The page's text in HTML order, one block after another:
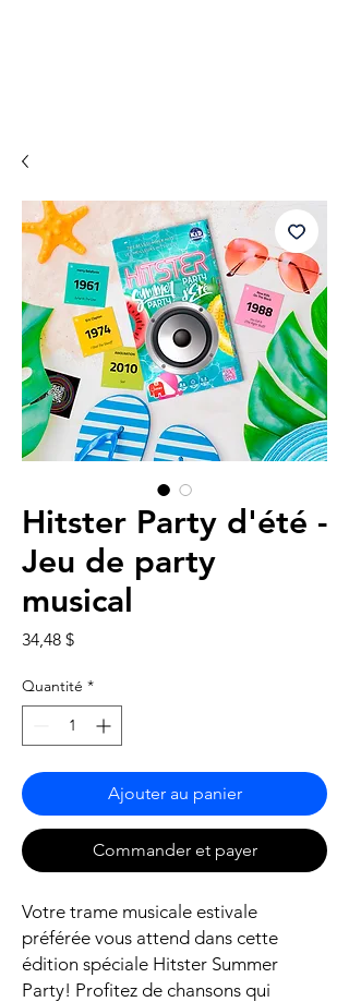
Hitster Party d'été -
Jeu de party
musical
34,48 $Prix
Quantité *
Ajouter au panier
Commander et payer
Votre trame musicale estivale
préférée vous attend dans cette
édition spéciale Hitster Summer
Party! Profitez de chansons qui